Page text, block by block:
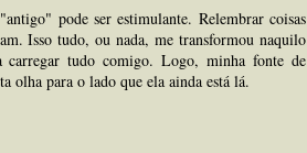
pode ser estimulante. Relembrar coisas
Isso tudo, ou nada, me transformou naquilo
carregar tudo comigo. Logo, minha fonte de
olha para o lado que ela ainda está lá.